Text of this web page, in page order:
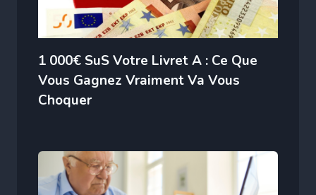
1 000€ SuS Votre Livret A : Ce Que
Vous Gagnez Vraiment Va Vous
Choquer